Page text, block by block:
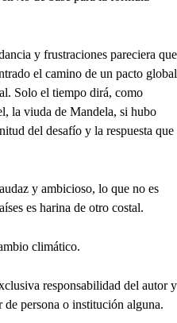
y frustraciones pareciera que
el camino de un pacto global
Solo el tiempo dirá, como
la viuda de Mandela, si hubo
del desafío y la respuesta que
y ambicioso, lo que no es
es harina de otro costal.
climático.
responsabilidad del autor y
persona o institución alguna.